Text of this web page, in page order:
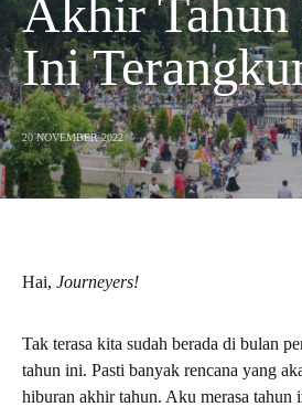
Akhir Tahun
Ini
20 NOVEMBER 2022
Hai, Journeyers!
Tak terasa kita sudah berada di bulan
tahun ini. Pasti banyak rencana yang
hiburan akhir tahun. Aku merasa tahun